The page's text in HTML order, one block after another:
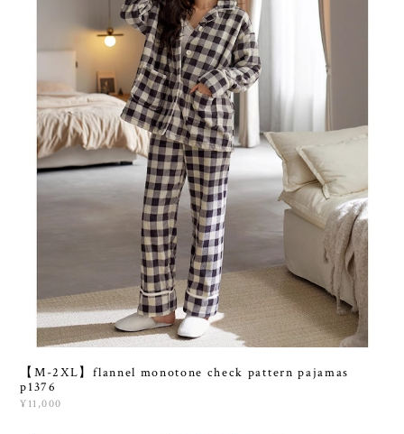
【M-2XL】flannel monotone check pattern pajamas
p1376
¥11,000